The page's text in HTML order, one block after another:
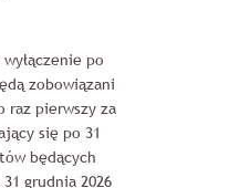
po
zobowiązani
raz pierwszy za
się po 31
będących
grudnia 2026